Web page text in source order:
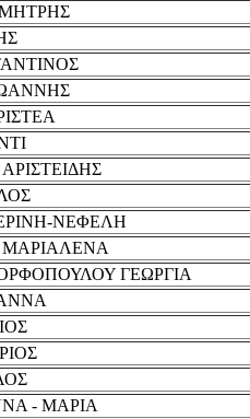
ΝΕΦΕΛΗ
ΓΕΩΡΓΙΑ
- ΜΑΡΙΑ